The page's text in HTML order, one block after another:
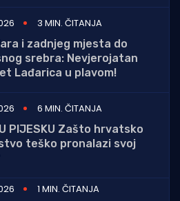
3 MIN. ČITANJA
i zadnjeg mjesta do
srebra: Nevjerojatan
Lađarica u plavom!
6 MIN. ČITANJA
PIJESKU Zašto hrvatsko
teško pronalazi svoj
1 MIN. ČITANJA